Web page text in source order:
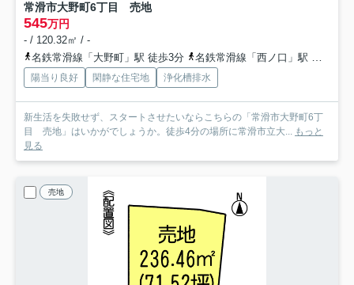
常滑市大野町6丁目 売地
545万円
- / 120.32㎡ / -
名鉄常滑線「大野町」駅 徒歩3分
名鉄常滑線「西ノ口」駅 徒歩16分
陽当り良好 閑静な住宅地 浄化槽排水
新生活を失敗せず、スタートさせたいならこちらの「常滑市大野町6丁
目 売地」はいかがでしょうか。徒歩4分の場所に常滑市立大... もっと
見る
売地